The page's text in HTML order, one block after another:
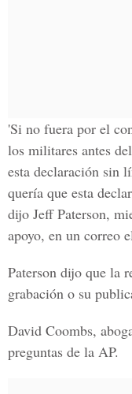
'Si no fuera por el
los militares antes
esta declaración sin
quería que esta
dijo Jeff Paterson,
apoyo, en un correo
Paterson dijo que la
grabación o su
David Coombs,
preguntas de la AP.